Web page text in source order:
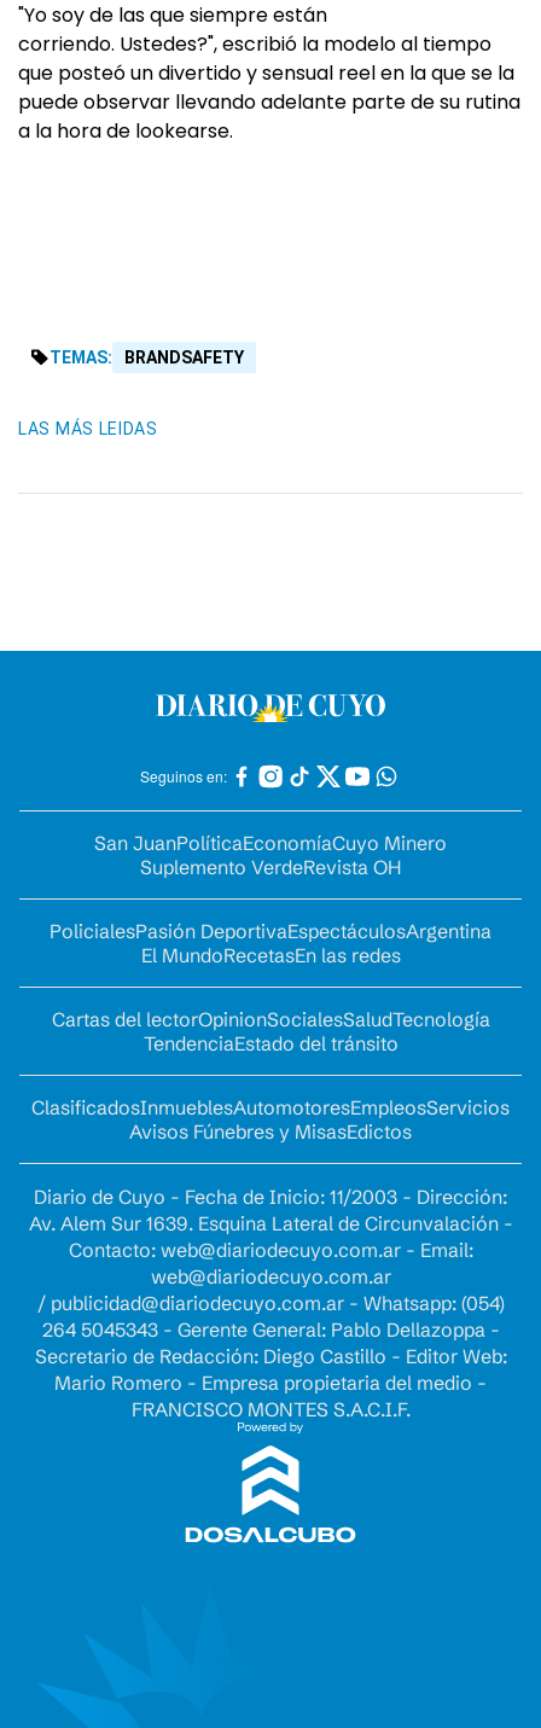
"Yo soy de las que siempre están
corriendo. Ustedes?", escribió la modelo al tiempo
que posteó un divertido y sensual reel en la que se la
puede observar llevando adelante parte de su rutina
a la hora de lookearse.
TEMAS: BRANDSAFETY
LAS MÁS LEIDAS
Seguinos en:
San JuanPolíticaEconomíaCuyo Minero
Suplemento VerdeRevista OH
PolicialesPasión DeportivaEspectáculosArgentina
El MundoRecetasEn las redes
Cartas del lectorOpinionSocialesSaludTecnología
TendenciaEstado del tránsito
ClasificadosInmueblesAutomotoresEmpleosServicios
Avisos Fúnebres y MisasEdictos
Diario de Cuyo - Fecha de Inicio: 11/2003 - Dirección:
Av. Alem Sur 1639. Esquina Lateral de Circunvalación -
Contacto: web@diariodecuyo.com.ar- Email:
web@diariodecuyo.com.ar
/ publicidad@diariodecuyo.com.ar- Whatsapp: (054)
264 5045343 - Gerente General: Pablo Dellazoppa -
Secretario de Redacción: Diego Castillo - Editor Web:
Mario Romero - Empresa propietaria del medio -
FRANCISCO MONTES S.A.C.I.F.